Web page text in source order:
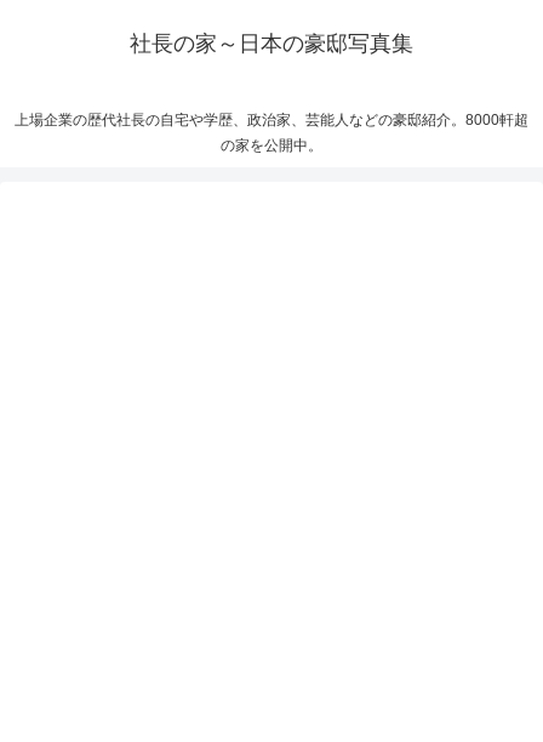
社長の家～日本の豪邸写真集
上場企業の歴代社長の自宅や学歴、政治家、芸能人などの豪邸紹介。8000軒超
の家を公開中。